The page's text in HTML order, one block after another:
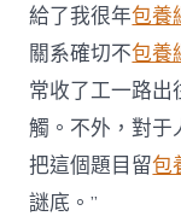
給了我很年包養
關系確切不包養
常收了工一路
觸。不外，對于
把這個題目留包
謎底。”